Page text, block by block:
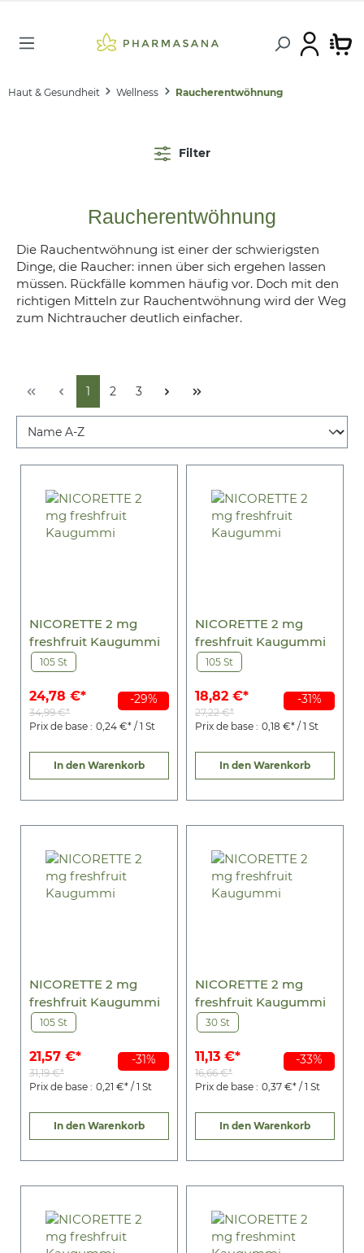
Haut & Gesundheit Wellness Raucherentwöhnung
Filter
Raucherentwöhnung
Die Rauchentwöhnung ist einer der schwierigsten
Dinge, die Raucher: innen über sich ergehen lassen
müssen. Rückfälle kommen häufig vor. Doch mit den
richtigen Mitteln zur Rauchentwöhnung wird der Weg
zum Nichtraucher deutlich einfacher.
1 2 3
-29%
NICORETTE 2 mg
freshfruit Kaugummi
105 St
24,78 €*
34,99 €*
Prix de base : 0,24 €* / 1 St
In den Warenkorb
-31%
NICORETTE 2 mg
freshfruit Kaugummi
105 St
18,82 €*
27,22 €*
Prix de base : 0,18 €* / 1 St
In den Warenkorb
-31%
NICORETTE 2 mg
freshfruit Kaugummi
105 St
21,57 €*
31,19 €*
Prix de base : 0,21 €* / 1 St
In den Warenkorb
-33%
NICORETTE 2 mg
freshfruit Kaugummi
30 St
11,13 €*
16,66 €*
Prix de base : 0,37 €* / 1 St
In den Warenkorb